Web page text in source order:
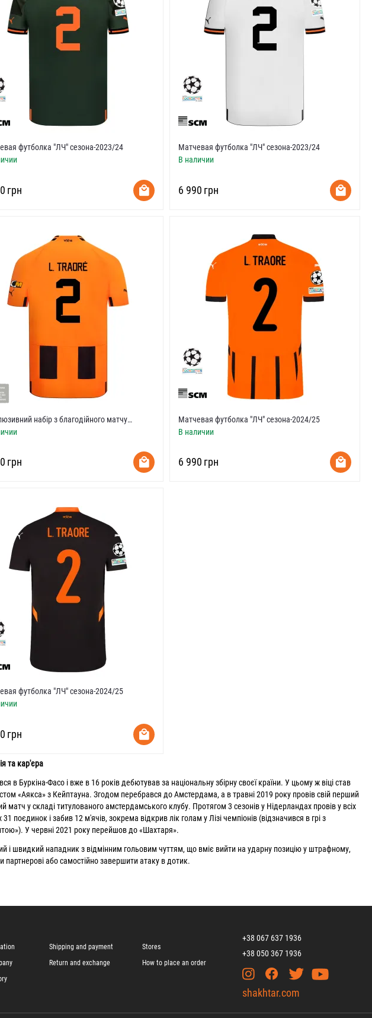
футболка "ЛЧ" сезона-2023/24
грн
Матчевая футболка "ЛЧ" сезона-2023/24
В наличии
‍6 990‍ грн
набір з благодійного матчу
грн
Матчевая футболка "ЛЧ" сезона-2024/25
В наличии
‍6 990‍ грн
футболка "ЛЧ" сезона-2024/25
грн
та кар'єра
в Буркіна-Фасо і вже в 16 років дебютував за національну збірну своєї країни. У цьому ж віці став
«Аякса» з Кейптауна. Згодом перебрався до Амстердама, а в травні 2019 року провів свій перший
матч у складі титулованого амстердамського клубу. Протягом 3 сезонів у Нідерландах провів у всіх
31 поєдинок і забив 12 м'ячів, зокрема відкрив лік голам у Лізі чемпіонів (відзначився в грі з
У червні 2021 року перейшов до «Шахтаря».
і швидкий нападник з відмінним гольовим чуттям, що вміє вийти на ударну позицію у штрафному,
партнерові або самостійно завершити атаку в дотик.
Shipping and payment
Return and exchange
Stores
How to place an order
+38 067 637 1936
+38 050 367 1936
shakhtar.com